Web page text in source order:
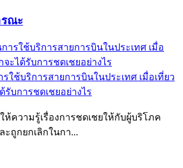
รณะ
ใช้บริการสายการบินในประเทศ เมื่อเที่ยว
รับการชดเชยอย่างไร
ห้ความรู้เรื่องการชดเชยให้กับผู้บริโภค
ะถูกยกเลิกในกา...